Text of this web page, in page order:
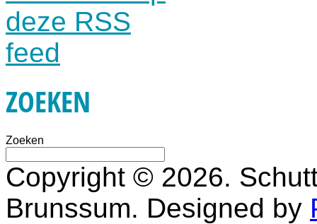
deze RSS
feed
ZOEKEN
Zoeken
Copyright © 2026.
Brunssum. Designed by